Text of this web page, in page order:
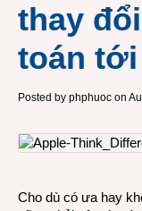
thay
toán
Posted by phphuoc on
Cho dù có ưa hay